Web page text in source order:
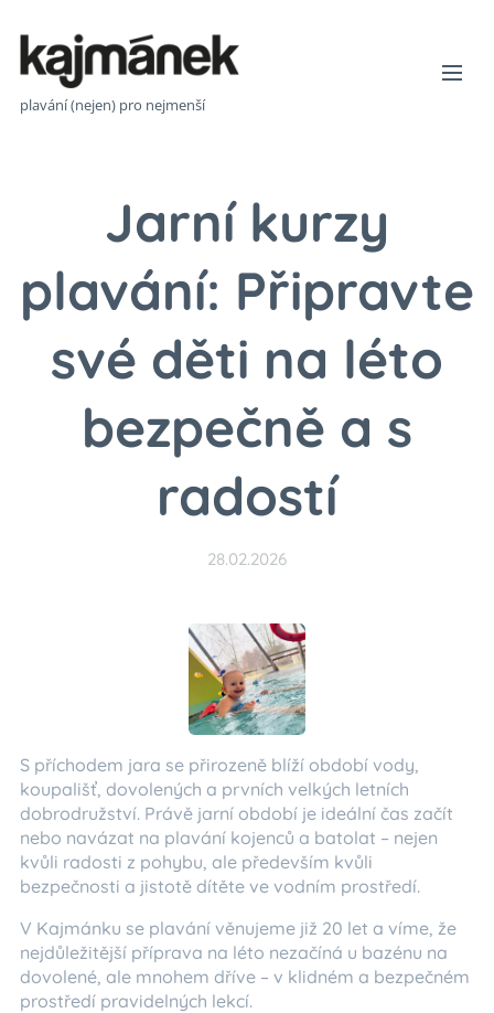
plavání (nejen) pro nejmenší
Jarní kurzy
plavání: Připravte
své děti na léto
bezpečně a s
radostí
28.02.2026
S příchodem jara se přirozeně blíží období vody,
koupališť, dovolených a prvních velkých letních
dobrodružství. Právě jarní období je ideální čas začít
nebo navázat na plavání kojenců a batolat – nejen
kvůli radosti z pohybu, ale především kvůli
bezpečnosti a jistotě dítěte ve vodním prostředí.
V Kajmánku se plavání věnujeme již 20 let a víme, že
nejdůležitější příprava na léto nezačíná u bazénu na
dovolené, ale mnohem dříve – v klidném a bezpečném
prostředí pravidelných lekcí.